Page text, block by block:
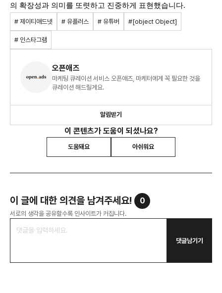
의 확장성과 의미를 또렷하고 진중하게 표현했습니다.
# 제이티애드넷 # 유플러스 # 유튜버 #[object Object]
# 인스타그램
오픈애즈
마케팅 큐레이션 서비스 오픈애즈, 마케터에게 꼭 필요한 것을
큐레이션 해드릴게요.
알림받기
이 콘텐츠가 도움이 되셨나요?
도움돼요 아쉬워요
이 글에 대한 의견을 남겨주세요! 0
서로의 생각을 공유할수록 인사이트가 커집니다.
댓글남기기